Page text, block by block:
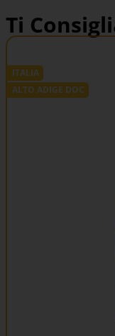
Ti
ITALIA
ALTO ADIGE DOC